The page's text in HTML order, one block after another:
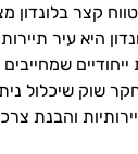
קצר בלונדון
היא עיר
שוק שיכלול
והבנת